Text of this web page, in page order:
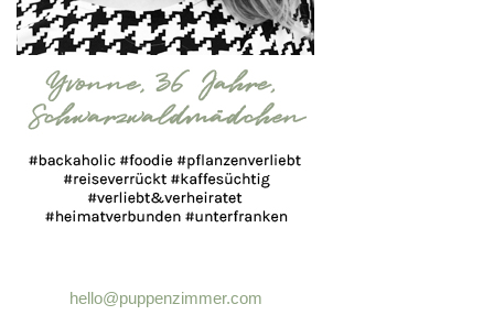
hello@puppenzimmer.com